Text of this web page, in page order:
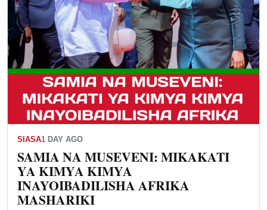
SIASA1 DAY AGO
SAMIA NA MUSEVENI: MIKAKATI
YA KIMYA KIMYA
INAYOIBADILISHA AFRIKA
MASHARIKI